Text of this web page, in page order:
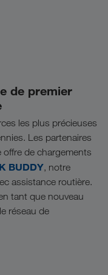
de premier
les plus précieuses
Les partenaires
de chargements
BUDDY, notre
assistance routière.
tant que nouveau
réseau de